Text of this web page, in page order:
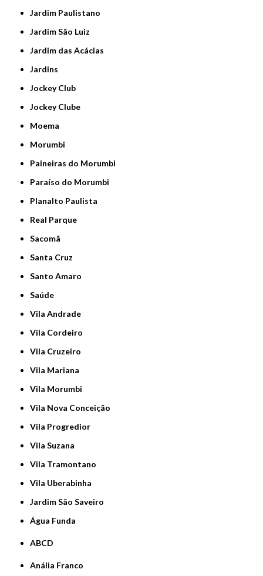
Jardim Paulistano
Jardim São Luiz
Jardim das Acácias
Jardins
Jockey Club
Jockey Clube
Moema
Morumbi
Paineiras do Morumbi
Paraíso do Morumbi
Planalto Paulista
Real Parque
Sacomã
Santa Cruz
Santo Amaro
Saúde
Vila Andrade
Vila Cordeiro
Vila Cruzeiro
Vila Mariana
Vila Morumbi
Vila Nova Conceição
Vila Progredior
Vila Suzana
Vila Tramontano
Vila Uberabinha
jardim São Saveiro
Água Funda
ABCD
Anália Franco